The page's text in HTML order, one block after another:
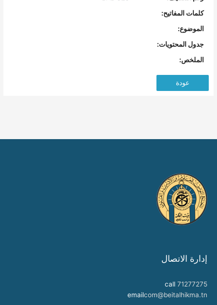
كلمات المفاتيح:
الموضوع:
جدول المحتويات:
الملخص:
عودة
إدارة الاتصال
call 71277275
emailcom@beitalhikma.tn